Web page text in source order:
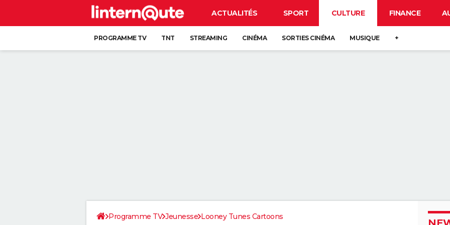
ACTUALITÉS SPORT CULTURE FINANCE
PROGRAMME TV TNT STREAMING CINÉMA SORTIES CINÉMA MUSIQUE +
Programme TV Jeunesse Looney Tunes Cartoons